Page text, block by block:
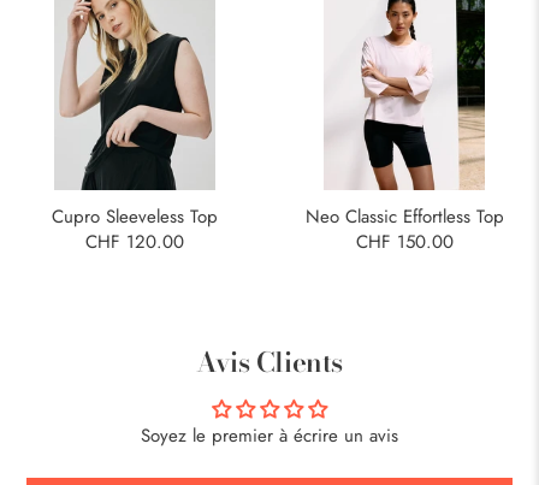
Cupro Sleeveless Top
CHF 120.00
Neo Classic Effortless Top
CHF 150.00
Avis Clients
Soyez le premier à écrire un avis